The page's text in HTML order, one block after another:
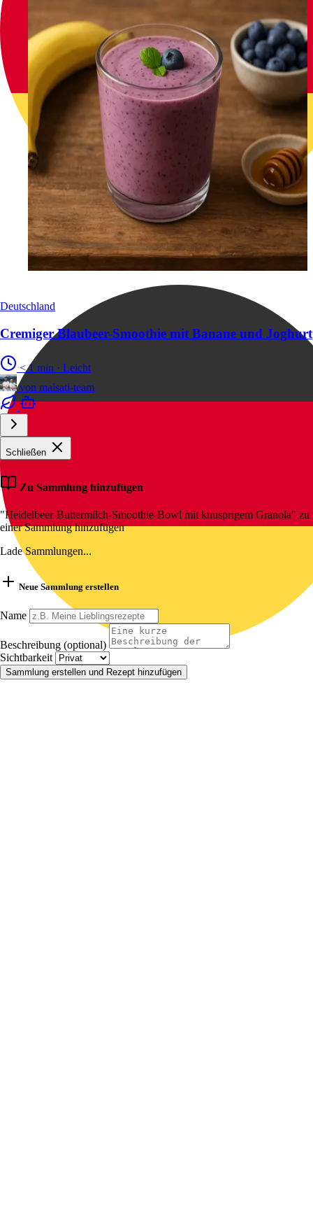
Deutschland
Cremiger Blaubeer-Smoothie mit Banane und Joghurt
< 1 min · Leicht
von malsati-team
Schließen
Zu Sammlung hinzufügen
"Heidelbeer-Buttermilch-Smoothie-Bowl mit knusprigem Granola" zu
einer Sammlung hinzufügen
Lade Sammlungen...
Neue Sammlung erstellen
Name
Beschreibung (optional)
Sichtbarkeit
Sammlung erstellen und Rezept hinzufügen